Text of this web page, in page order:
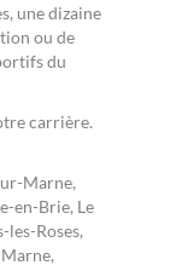
une dizaine
ou de
du
carrière.
Marne,
en-Brie, Le
les-Roses,